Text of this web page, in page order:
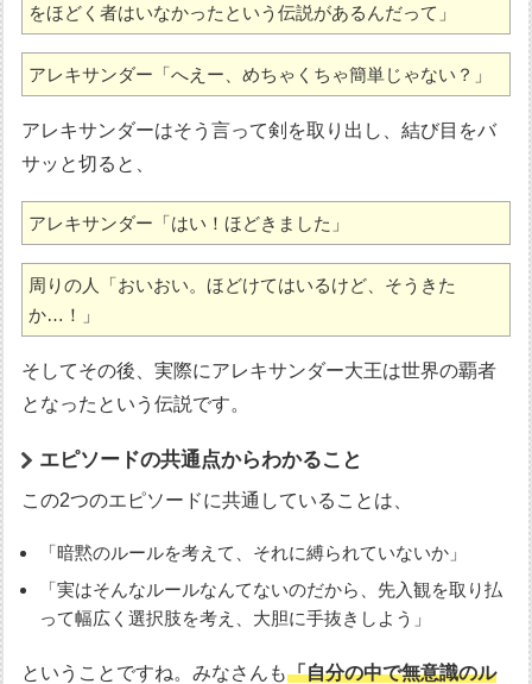
をほどく者はいなかったという伝説があるんだって」
アレキサンダー「へえー、めちゃくちゃ簡単じゃない？」
アレキサンダーはそう言って剣を取り出し、結び目をバ
サッと切ると、
アレキサンダー「はい！ほどきました」
周りの人「おいおい。ほどけてはいるけど、そうきた
か…！」
そしてその後、実際にアレキサンダー大王は世界の覇者
となったという伝説です。
エピソードの共通点からわかること
この2つのエピソードに共通していることは、
「暗黙のルールを考えて、それに縛られていないか」
「実はそんなルールなんてないのだから、先入観を取り払
って幅広く選択肢を考え、大胆に手抜きしよう」
ということですね。みなさんも「自分の中で無意識のル